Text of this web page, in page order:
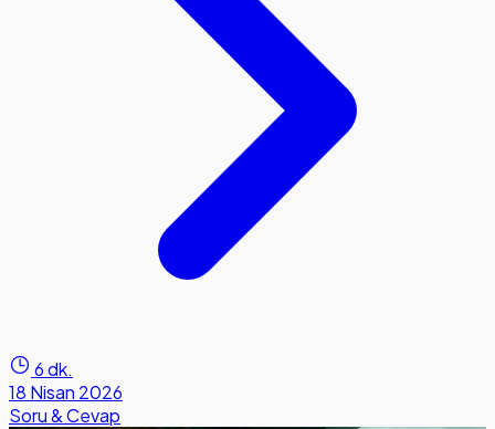
6 dk.
18 Nisan 2026
Soru & Cevap